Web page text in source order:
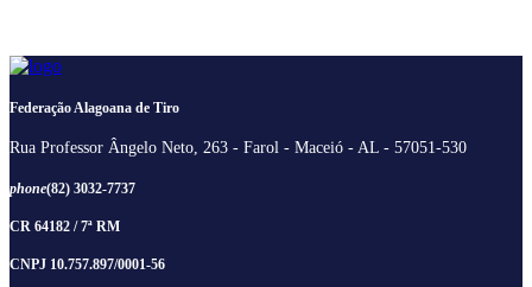
Federação Alagoana de Tiro
Rua Professor Ângelo Neto, 263 - Farol - Maceió - AL - 57051-530
phone(82) 3032-7737
CR 64182 / 7ª RM
CNPJ 10.757.897/0001-56